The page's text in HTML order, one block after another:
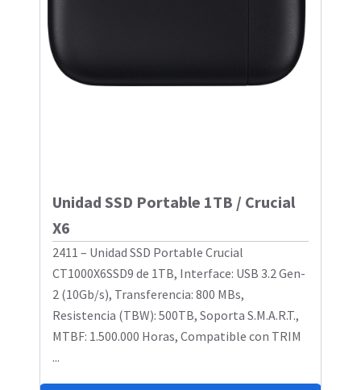
Unidad SSD Portable 1TB / Crucial
X6
2411 – Unidad SSD Portable Crucial
CT1000X6SSD9 de 1TB, Interface: USB 3.2 Gen-
2 (10Gb/s), Transferencia: 800 MBs,
Resistencia (TBW): 500TB, Soporta S.M.A.R.T.,
MTBF: 1.500.000 Horas, Compatible con TRIM
...